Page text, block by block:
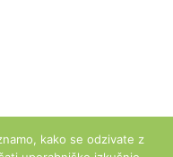
kako se odzivate z